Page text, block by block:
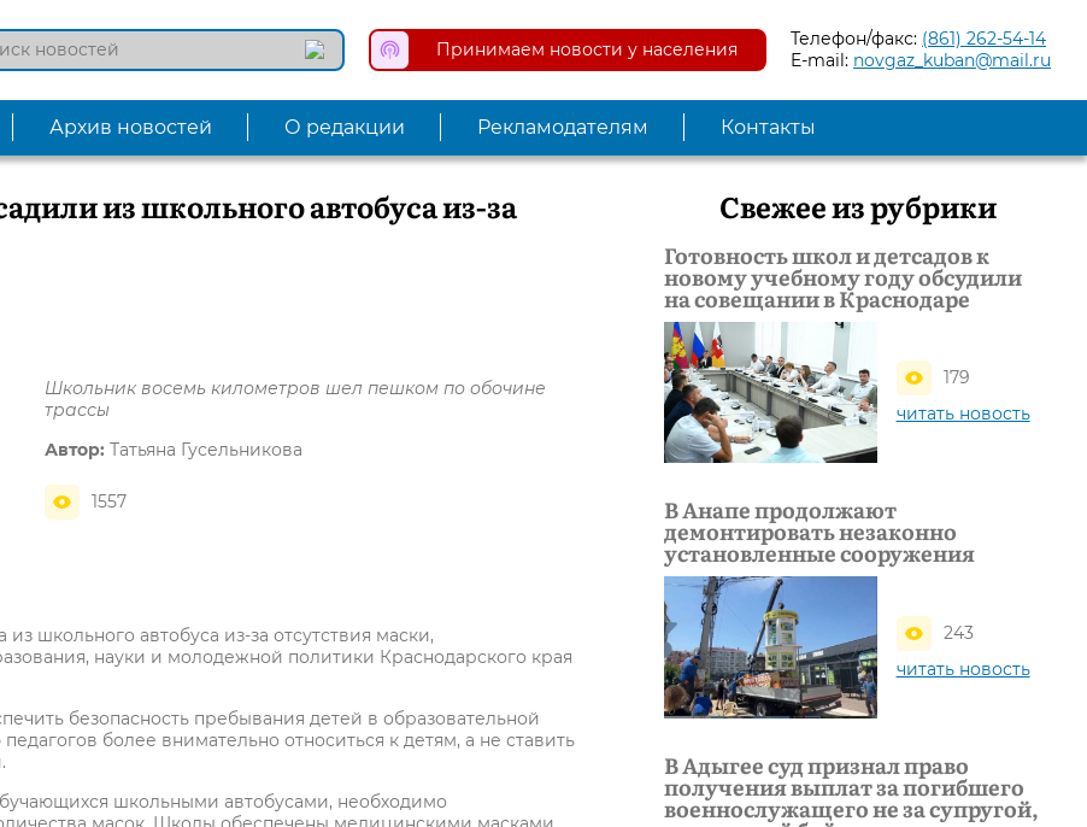
Принимаем новости у населения Телефон/факс: (861) 262-54-14
E-mail: novgaz_kuban@mail.ru
Архив новостей О редакции Рекламодателям Контакты
из школьного автобуса из-за
Школьник восемь километров шел пешком по обочине
трассы
Автор: Татьяна Гусельникова
1557
школьного автобуса из-за отсутствия маски,
науки и молодежной политики Краснодарского края
безопасность пребывания детей в образовательной
более внимательно относиться к детям, а не ставить
школьными автобусами, необходимо
Свежее из рубрики
Готовность школ и детсадов к
новому учебному году обсудили
на совещании в Краснодаре
179
читать новость
В Анапе продолжают
демонтировать незаконно
установленные сооружения
243
читать новость
В Адыгее суд признал право
получения выплат за погибшего
военнослужащего не за супругой,